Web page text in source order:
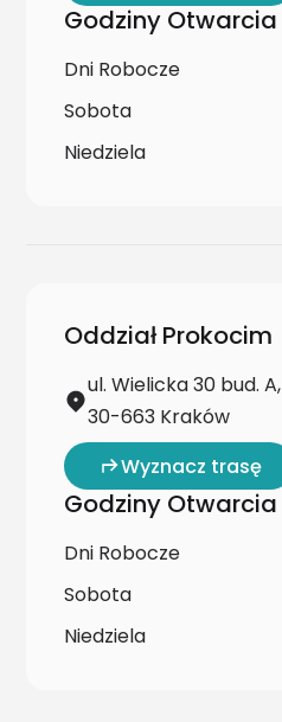
Godziny Otwarcia
Dni Robocze
Sobota
Niedziela
Oddział Prokocim
ul. Wielicka 30 bud. A,
30-663 Kraków
Wyznacz trasę
Godziny Otwarcia
Dni Robocze
Sobota
Niedziela